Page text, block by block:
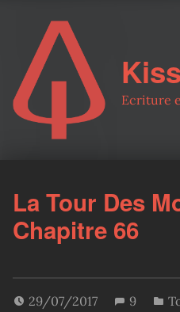
Ecriture
La Tour Des
Chapitre 66
29/07/2017 9